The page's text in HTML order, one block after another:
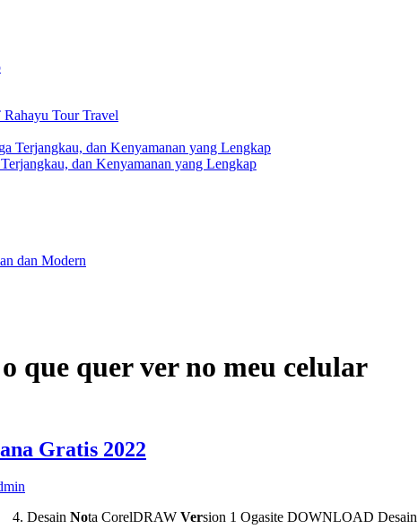
Rahayu Tour Travel
dan Kenyamanan yang Lengkap
dan Modern
que quer ver no meu celular
Gratis 2022
4. Desain Nota CorelDRAW Version 1 Ogasite DOWNLOAD Desain